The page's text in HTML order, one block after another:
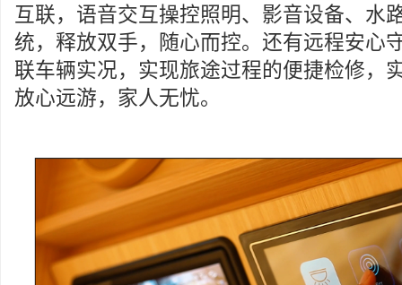
互联，语音交互操控照明、影音设备、水
统，释放双手，随心而控。还有远程安心
联车辆实况，实现旅途过程的便捷检修，
放心远游，家人无忧。